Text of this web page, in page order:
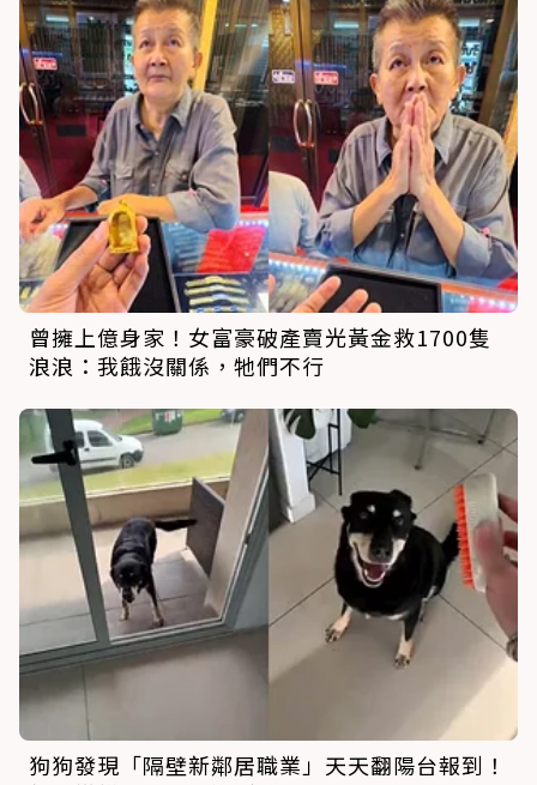
曾擁上億身家！女富豪破產賣光黃金救1700隻
浪浪：我餓沒關係，牠們不行
狗狗發現「隔壁新鄰居職業」天天翻陽台報到！